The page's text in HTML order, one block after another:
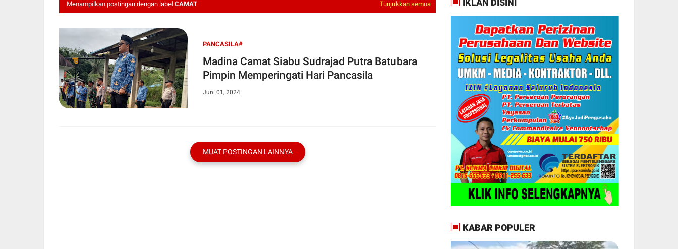
Menampilkan postingan dengan label CAMAT Tunjukkan semua
PANCASILA#
Madina Camat Siabu Sudrajad Putra Batubara
Pimpin Memperingati Hari Pancasila
Juni 01, 2024
MUAT POSTINGAN LAINNYA
IKLAN DISINI
KABAR POPULER